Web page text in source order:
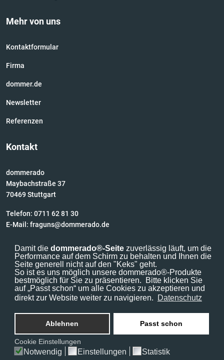
Damit diedommerado®-Seite zuverlässig läuft, um die
Performance auf dem Schirm zu behalten und Ihnen die
Seite generell nicht auf den "Keks" geht.
So ist es uns möglich unsere dommerado®-Produkte
bestmöglich für Sie zu präsentieren.
Bitte klicken Sie
auf „Passt schon“ um alle Cookies zu akzeptieren und
direkt zur Website weiter zu navigieren.
Datenschutz
Ablehnen Passt schon
Cookie Einstellungen
Notwendig Einstellungen Statistik
Mehr von uns
Kontaktformular
Firma
dommer.de
Newsletter
Referenzen
Kontakt
dommerado
Maybachstraße 37
70469 Stuttgart
Telefon: 0711 62 81 30
E-Mail: fraguns@dommerado.de
© 2026 Dommer Stuttgarter Fahnenfabrik GmbH